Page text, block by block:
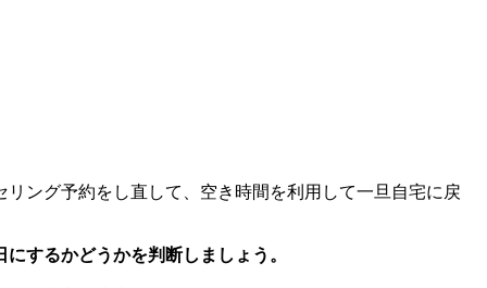
ング予約をし直して、空き時間を利用して一旦自宅に戻
するかどうかを判断しましょう。